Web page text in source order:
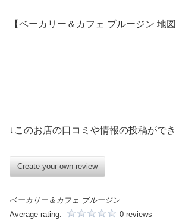
【ベーカリー＆カフェ ブルージン 地図
↓このお店の口コミや情報の投稿ができ
Create your own review
ベーカリー＆カフェ ブルージン
Average rating:
0 reviews